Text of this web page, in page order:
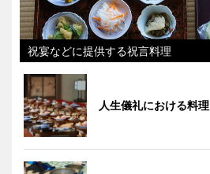
祝宴などに提供する祝言料理
人生儀礼における料理